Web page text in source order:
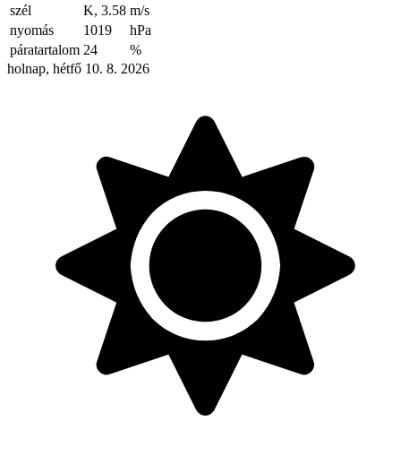
szél
K, 3.58 m/s
nyomás
1019
hPa
páratartalom 24
%
holnap, hétfő 10. 8. 2026